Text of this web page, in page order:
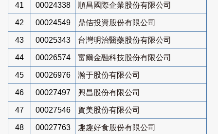
41 00024338 順昌國際企業股份有限公司
42 00024549 鼎佶投資股份有限公司
43 00025343 台灣明治醫藥股份有限公司
44 00026574 富爾金融科技股份有限公司
45 00026976 瀚于股份有限公司
46 00027497 興昌股份有限公司
47 00027546 賀美股份有限公司
48 00027763 趣趣好食股份有限公司